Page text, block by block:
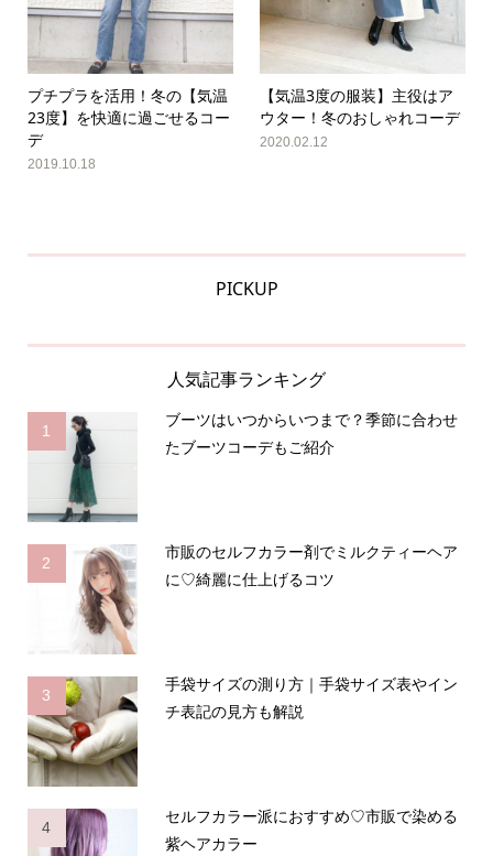
プチプラを活用！冬の【気温
23度】を快適に過ごせるコー
デ
2019.10.18
【気温3度の服装】主役はア
ウター！冬のおしゃれコーデ
2020.02.12
PICKUP
人気記事ランキング
1
ブーツはいつからいつまで？季節に合わせ
たブーツコーデもご紹介
2
市販のセルフカラー剤でミルクティーヘア
に♡綺麗に仕上げるコツ
3
手袋サイズの測り方｜手袋サイズ表やイン
チ表記の見方も解説
4
セルフカラー派におすすめ♡市販で染める
紫ヘアカラー